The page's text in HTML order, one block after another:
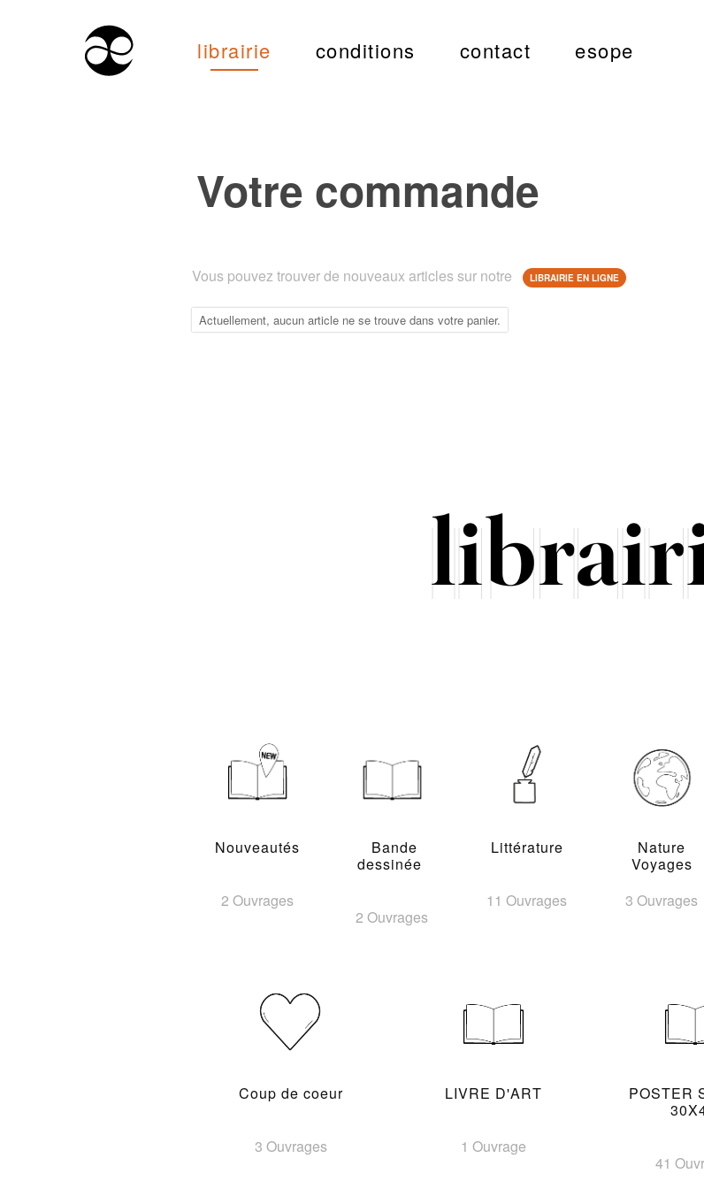
librairie conditions contact esope
Votre commande
Vous pouvez trouver de nouveaux articles sur notre LIBRAIRIE EN LIGNE
Actuellement, aucun article ne se trouve dans votre panier.
Nouveautés
2 Ouvrages
Bande
dessinée
2 Ouvrages
Littérature
11 Ouvrages
Nature
Voyages
3 Ouvrages
Coup de coeur
3 Ouvrages
LIVRE D'ART
1 Ouvrage
POSTER
41